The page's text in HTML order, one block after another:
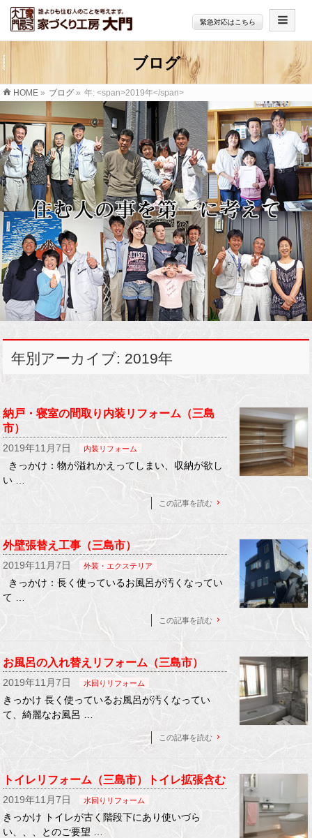
緊急対応はこちら
ブログ
HOME » ブログ » 年: <span>2019年</span>
年別アーカイブ: 2019年
納戸・寝室の間取り内装リフォーム（三島
市）
2019年11月7日 内装リフォーム
きっかけ：物が溢れかえってしまい、収納が欲し
い …
この記事を読む
外壁張替え工事（三島市）
2019年11月7日 外装・エクステリア
きっかけ：長く使っているお風呂が汚くなってい
て …
この記事を読む
お風呂の入れ替えリフォーム（三島市）
2019年11月7日 水回りリフォーム
きっかけ 長く使っているお風呂が汚くなってい
て、綺麗なお風呂 …
この記事を読む
トイレリフォーム（三島市）トイレ拡張含む
2019年11月7日 水回りリフォーム
きっかけ トイレが古く階段下にあり使いづら
い、、、とのご要望 …